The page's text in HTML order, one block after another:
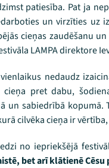
patiesība. Pat ja
un virzīties uz
cieņas zaudēšanu
LAMPA direktore
nedaudz
pret dabu,
un sabiedrībā kopumā.
cilvēka cieņa ir
no iepriekšējā
bet arī klātienē